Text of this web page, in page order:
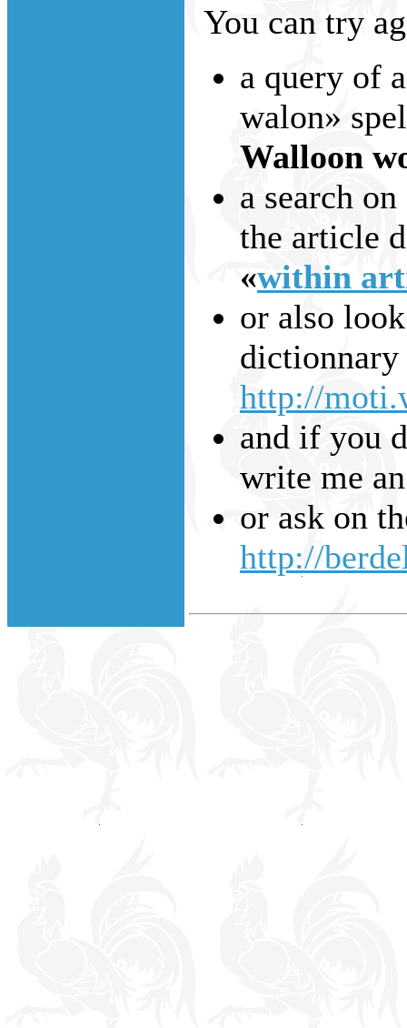
You can try
a query of
walon»
Walloon
a search
the article
«within
or also
dictionnary
http://
and if you
write me
or ask on
http://